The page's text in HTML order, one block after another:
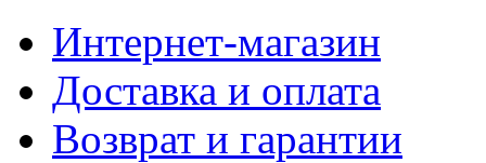
Интернет-магазин
Доставка и оплата
Возврат и гарантии